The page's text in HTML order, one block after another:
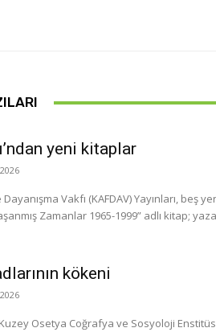
yeni kitaplar
Vakfı (KAFDAV) Yayınları, beş
Zamanlar 1965-1999” adlı kitap;
kökeni
Osetya Coğrafya ve Sosyoloji